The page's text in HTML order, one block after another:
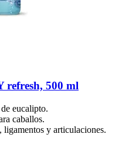
refresh, 500 ml
eucalipto.
caballos.
ligamentos y articulaciones.